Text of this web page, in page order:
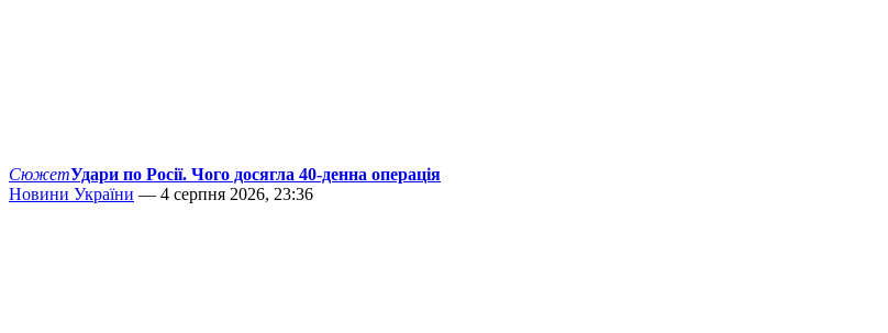
СюжетУдари по Росії. Чого досягла 40-денна операція
Новини України — 4 серпня 2026, 23:36